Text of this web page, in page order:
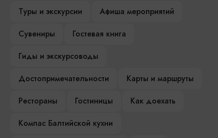
Туры и экскурсии
Афиша мероприятий
Сувениры
Гостевая книга
Гиды и экскурсоводы
Достопримечательности
Карты и маршруты
Рестораны
Гостиницы
Как доехать
Компас Балтийской кухни